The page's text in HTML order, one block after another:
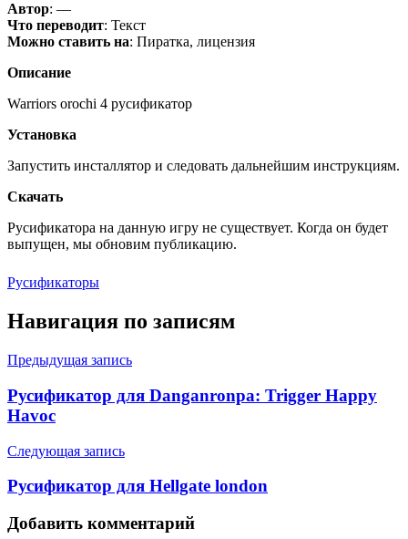
Автор: —
Что переводит: Текст
Можно ставить на: Пиратка, лицензия
Описание
Warriors orochi 4 русификатор
Установка
Запустить инсталлятор и следовать дальнейшим инструкциям.
Скачать
Русификатора на данную игру не существует. Когда он будет
выпущен, мы обновим публикацию.
Русификаторы
Навигация по записям
Предыдущая запись
Русификатор для Danganronpa: Trigger Happy
Havoc
Следующая запись
Русификатор для Hellgate london
Добавить комментарий